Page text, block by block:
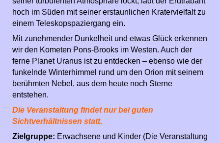
hoch im Süden mit seiner erstaunlichen Kratervielfalt zu
einem Teleskopspaziergang ein.
Mit zunehmender Dunkelheit und etwas Glück erkennen
wir den Kometen Pons-Brooks im Westen. Auch der
ferne Planet Uranus ist zu entdecken – ebenso wie der
funkelnde Winterhimmel rund um den Orion mit seinem
berühmten Nebel, aus dem heute noch Sterne
entstehen.
Die Veranstaltung findet nur bei guten
Sichtverhältnissen statt.
Zielgruppe: Erwachsene und Kinder (Die Veranstaltung